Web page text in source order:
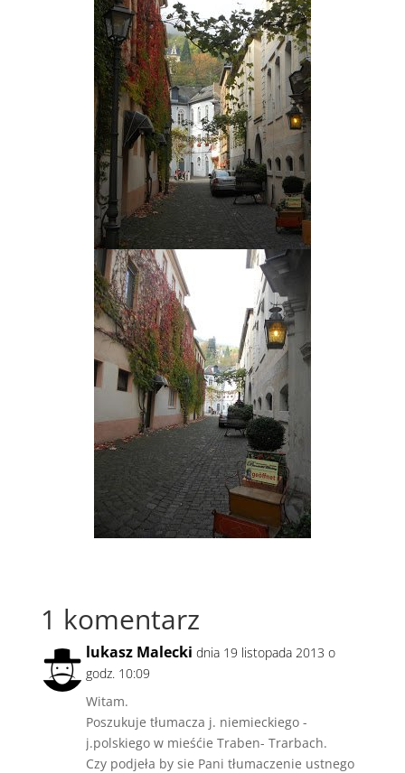
1 komentarz
lukasz Malecki dnia 19 listopada 2013 o
godz. 10:09
Witam.
Poszukuje tłumacza j. niemieckiego -
j.polskiego w mieśćie Traben- Trarbach.
Czy podjeła by sie Pani tłumaczenie ustnego